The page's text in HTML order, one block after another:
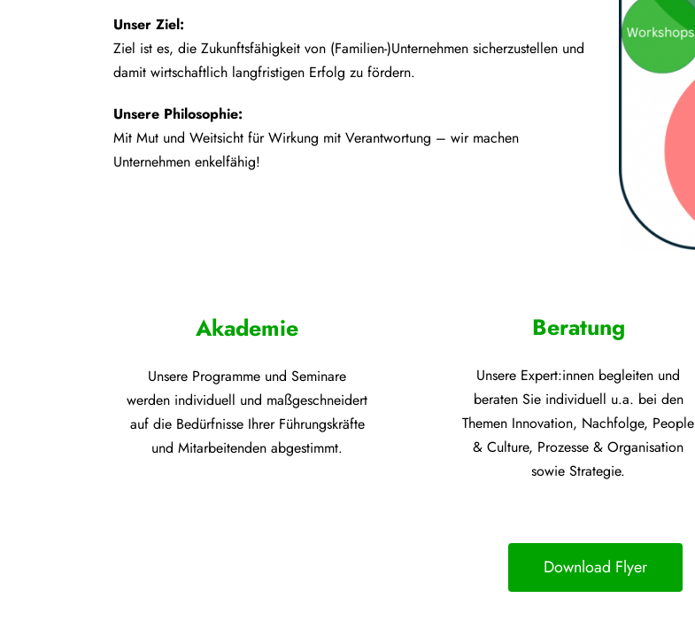
Unser Ziel:
Ziel ist es, die Zukunftsfähigkeit von (Familien-)Unternehmen sicherzustellen und
damit wirtschaftlich langfristigen Erfolg zu fördern.
Unsere Philosophie:
Mit Mut und Weitsicht für Wirkung mit Verantwortung – wir machen
Unternehmen enkelfähig!
Akademie
Unsere Programme und Seminare
werden individuell und maßgeschneidert
auf die Bedürfnisse Ihrer Führungskräfte
und Mitarbeitenden abgestimmt.
Beratung
Unsere Expert:innen begleiten und
beraten Sie individuell u.a. bei den
Themen Innovation, Nachfolge, People
& Culture, Prozesse &Organisation
sowie Strategie.
Download Flyer